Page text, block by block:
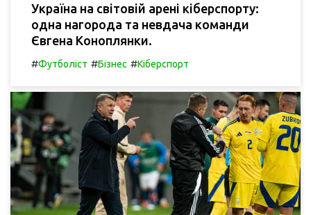
Україна на світовій арені кіберспорту:
одна нагорода та невдача команди
Євгена Коноплянки.
#Футболіст #Бізнес #Кіберспорт